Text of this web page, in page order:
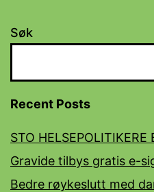
Søk
Recent Posts
STO HELSEPOLITIKERE
Gravide tilbys gratis e-
Bedre røykeslutt med